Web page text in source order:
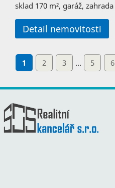
sklad 170 m², garáž, zahrada
Detail nemovitosti
1 2 3 ... 5 6